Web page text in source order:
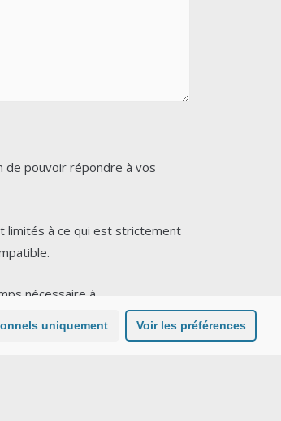
uniquement Voir les préférences
MENTIONS LEGALES
de pouvoir répondre à vos
limités à ce qui est strictement
nécessaire à